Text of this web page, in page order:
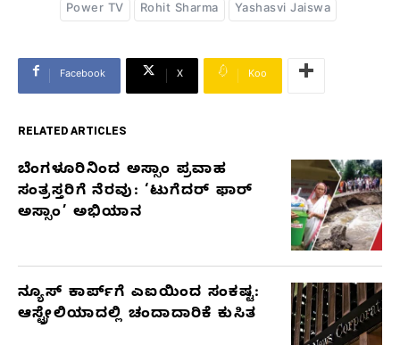
Power TV
Rohit Sharma Yashasvi Jaiswa
Facebook X Koo
RELATED ARTICLES
RELATED
ARTICLES
ಬೆಂಗಳೂರಿನಿಂದ ಅಸ್ಸಾಂ ಪ್ರವಾಹ
ಸಂತ್ರಸ್ತರಿಗೆ ನೆರವು: ‘ಟುಗೆದರ್ ಫಾರ್
ಅಸ್ಸಾಂ’ ಅಭಿಯಾನ
ನ್ಯೂಸ್ ಕಾರ್ಪ್‌ಗೆ ಎಐಯಿಂದ ಸಂಕಷ್ಟ:
ಆಸ್ಟ್ರೇಲಿಯಾದಲ್ಲಿ ಚಂದಾದಾರಿಕೆ ಕುಸಿತ